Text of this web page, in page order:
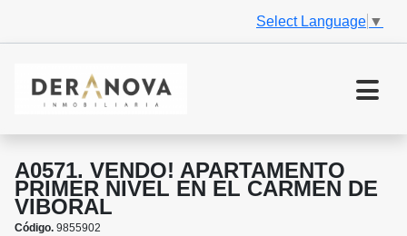
Select Language ▼
A0571. VENDO! APARTAMENTO
PRIMER NIVEL EN EL CARMEN DE
VIBORAL
Código. 9855902